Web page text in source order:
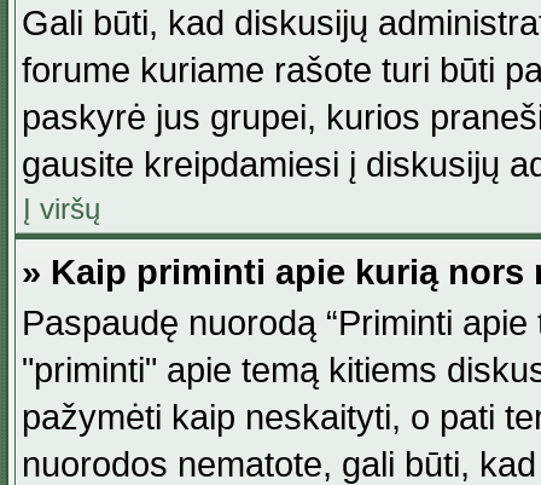
Gali būti, kad diskusijų
forume kuriame rašote turi būti
paskyrė jus grupei, kurios
gausite kreipdamiesi į diskusijų
Į viršų
» Kaip priminti apie kurią nors
Paspaudę nuorodą “Priminti
"priminti" apie temą kitiems
pažymėti kaip neskaityti, o pati
nuorodos nematote, gali būti,